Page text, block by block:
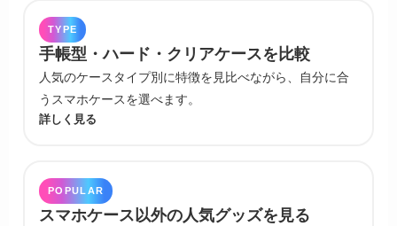
TYPE
手帳型・ハード・クリアケースを比較
人気のケースタイプ別に特徴を見比べながら、自分に合
うスマホケースを選べます。
詳しく見る
POPULAR
スマホケース以外の人気グッズを見る